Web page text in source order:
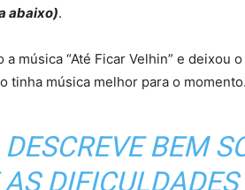
abaixo).
música “Até Ficar Velhin” e deixou
tinha música melhor para o momento.
BEM